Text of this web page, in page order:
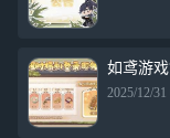
如鸢游
2025/12/31